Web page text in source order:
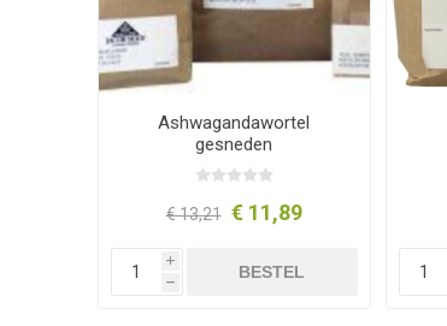
Ashwagandawortel
gesneden
€ 13,21 € 11,89
i
h
BESTEL